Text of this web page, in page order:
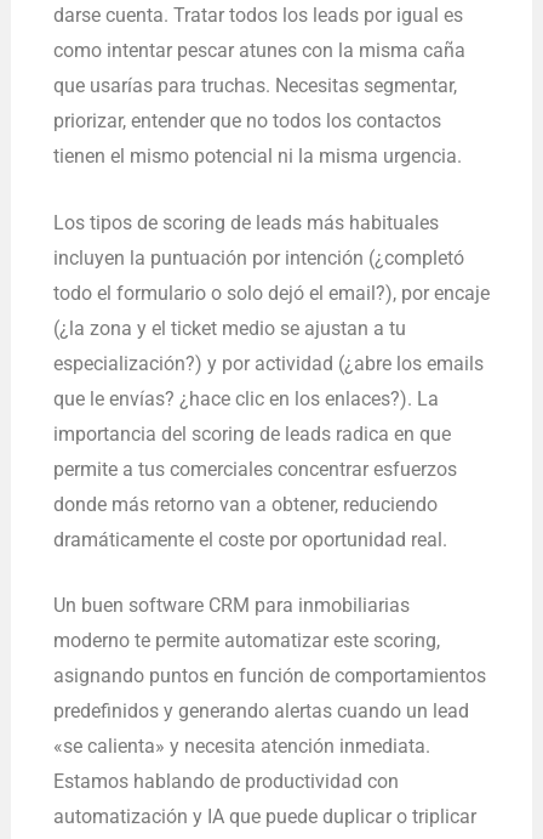
darse cuenta. Tratar todos los leads por igual es
como intentar pescar atunes con la misma caña
que usarías para truchas. Necesitas segmentar,
priorizar, entender que no todos los contactos
tienen el mismo potencial ni la misma urgencia.
Los tipos de scoring de leads más habituales
incluyen la puntuación por intención (¿completó
todo el formulario o solo dejó el email?), por encaje
(¿la zona y el ticket medio se ajustan a tu
especialización?) y por actividad (¿abre los emails
que le envías? ¿hace clic en los enlaces?). La
importancia del scoring de leads radica en que
permite a tus comerciales concentrar esfuerzos
donde más retorno van a obtener, reduciendo
dramáticamente el coste por oportunidad real.
Un buen software CRM para inmobiliarias
moderno te permite automatizar este scoring,
asignando puntos en función de comportamientos
predefinidos y generando alertas cuando un lead
«se calienta» y necesita atención inmediata.
Estamos hablando de productividad con
automatización y IA que puede duplicar o triplicar